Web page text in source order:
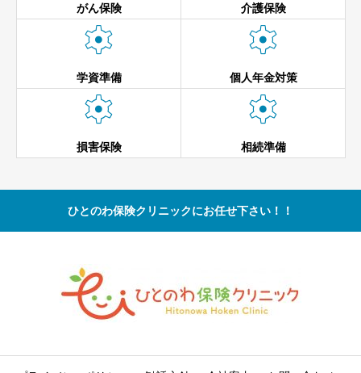
がん保険
介護保険

学資準備

個人年金対策

損害保険

相続準備
ひとのわ保険クリニックにお任せ下さい！！